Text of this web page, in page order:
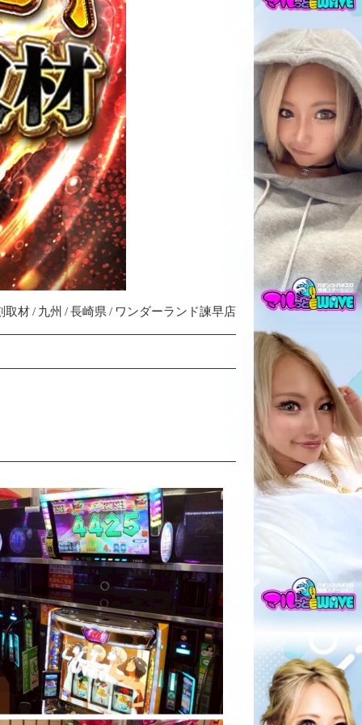
取材 九州 長崎県 ワンダーランド諫早店